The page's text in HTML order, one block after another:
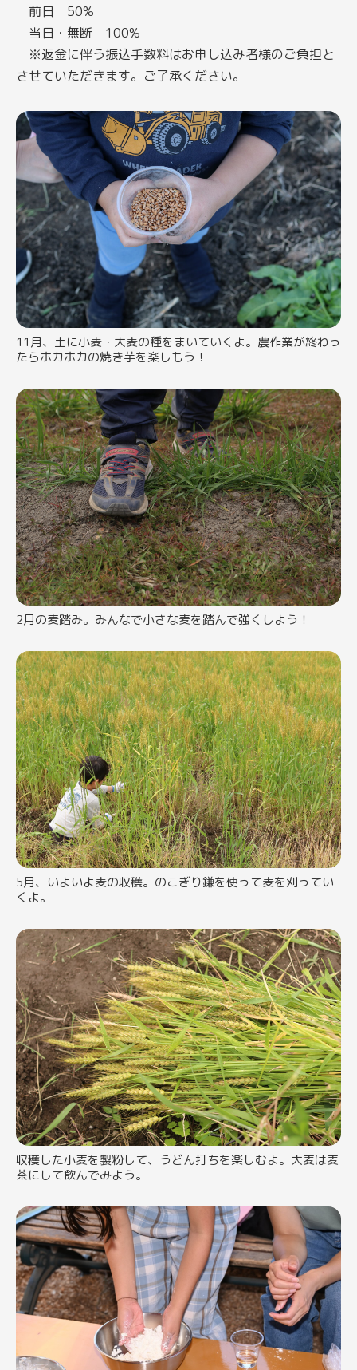
前日 50%
当日・無断 100%
※返金に伴う振込手数料はお申し込み者様のご負担と
させていただきます。ご了承ください。
11月、土に小麦・大麦の種をまいていくよ。農作業が終わっ
たらホカホカの焼き芋を楽しもう！
2月の麦踏み。みんなで小さな麦を踏んで強くしよう！
5月、いよいよ麦の収穫。のこぎり鎌を使って麦を刈ってい
くよ。
収穫した小麦を製粉して、うどん打ちを楽しむよ。大麦は麦
茶にして飲んでみよう。